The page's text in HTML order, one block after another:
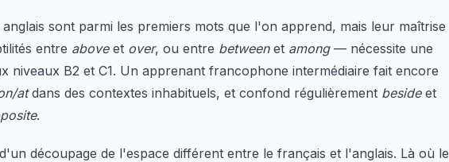
anglais sont parmi les premiers mots que l'on apprend, mais leur maîtrise
entre aboveet over, ou entre betweenet among— nécessite une
niveaux B2 et C1. Un apprenant francophone intermédiaire fait encore
atdans des contextes inhabituels, et confond régulièrement besideet
.
découpage de l'espace différent entre le français et l'anglais. Là où le